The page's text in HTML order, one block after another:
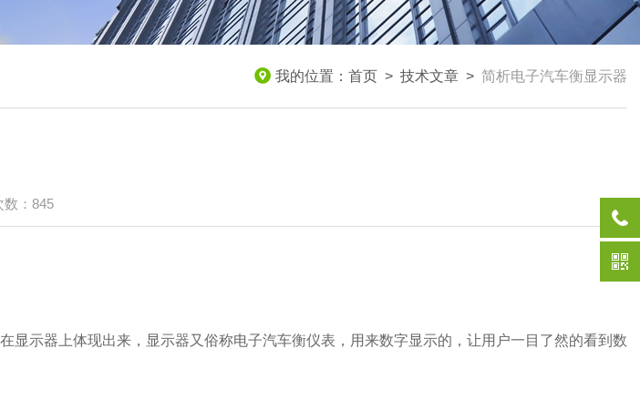
我的位置： 首页 > 技术文章 > 简析电子汽车衡显示器
数：845
显示器上体现出来，显示器又俗称电子汽车衡仪表，用来数字显示的，让用户一目了然的看到数